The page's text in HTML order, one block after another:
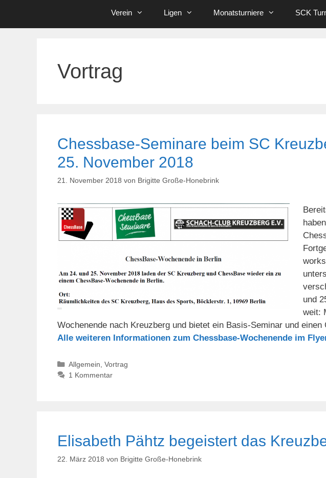
Verein Ligen Monatsturniere SCK
Vortrag
Chessbase-Seminare beim SC
25. November 2018
21. November 2018 von Brigitte Große-Honebrink
und
weit:
Wochenende nach Kreuzberg und bietet ein Basis-Seminar und
Alle weiteren Informationen zum Chessbase-Wochenende im
Kategorien
Allgemein Vortrag
1 Kommentar
Elisabeth Pähtz begeistert das
22. März 2018 von Brigitte Große-Honebrink